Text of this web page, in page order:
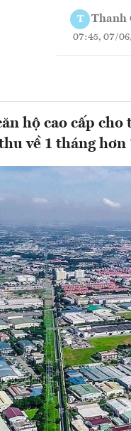
T Thanh
07:45, 07/
hộ cao cấp
về 1 tháng